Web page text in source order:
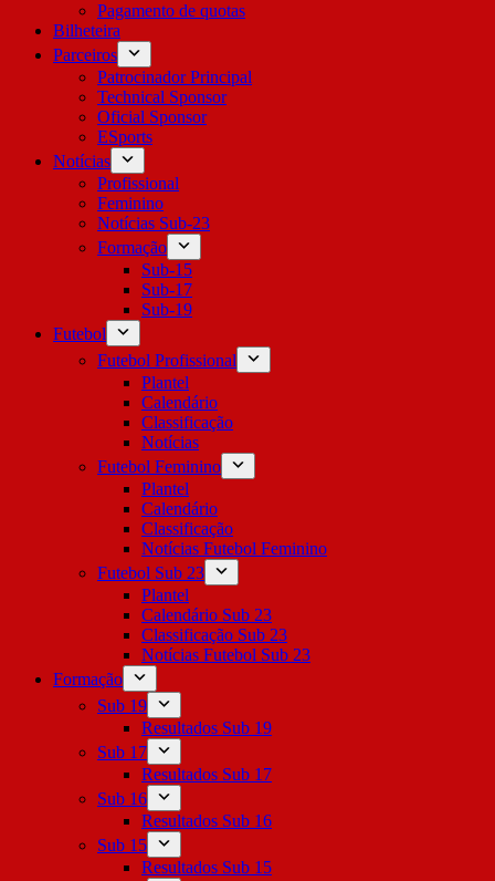
Pagamento de quotas
Bilheteira
Parceiros
Patrocinador Principal
Technical Sponsor
Oficial Sponsor
ESports
Notícias
Profissional
Feminino
Notícias Sub-23
Formação
Sub-15
Sub-17
Sub-19
Futebol
Futebol Profissional
Plantel
Calendário
Classificação
Notícias
Futebol Feminino
Plantel
Calendário
Classificação
Notícias Futebol Feminino
Futebol Sub 23
Plantel
Calendário Sub 23
Classificação Sub 23
Notícias Futebol Sub 23
Formação
Sub 19
Resultados Sub 19
Sub 17
Resultados Sub 17
Sub 16
Resultados Sub 16
Sub 15
Resultados Sub 15